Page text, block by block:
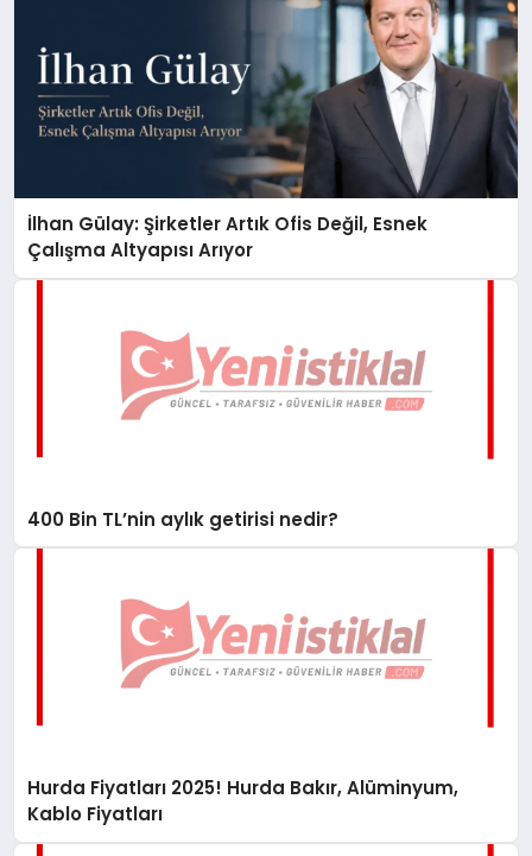
İlhan Gülay: Şirketler Artık Ofis Değil, Esnek
Çalışma Altyapısı Arıyor
400 Bin TL’nin aylık getirisi nedir?
Hurda Fiyatları 2025! Hurda Bakır, Alüminyum,
Kablo Fiyatları